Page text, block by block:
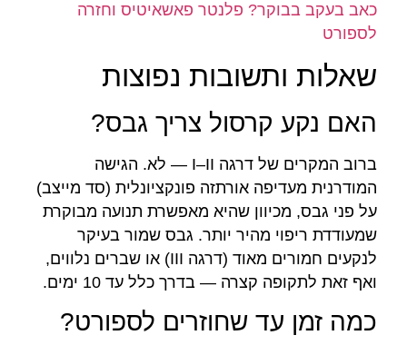
כאב בעקב בבוקר? פלנטר פאשאיטיס וחזרה
לספורט
שאלות ותשובות נפוצות
האם נקע קרסול צריך גבס?
ברוב המקרים של דרגה I–II — לא. הגישה
המודרנית מעדיפה אורתזה פונקציונלית (סד מייצב)
על פני גבס, מכיוון שהיא מאפשרת תנועה מבוקרת
שמעודדת ריפוי מהיר יותר. גבס שמור בעיקר
לנקעים חמורים מאוד (דרגה III) או שברים נלווים,
ואף זאת לתקופה קצרה — בדרך כלל עד 10 ימים.
כמה זמן עד שחוזרים לספורט?